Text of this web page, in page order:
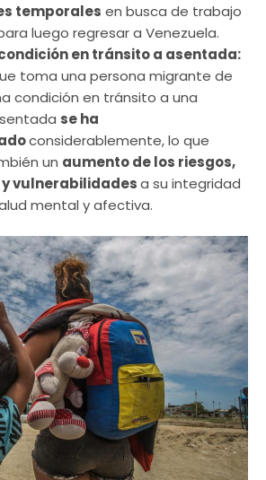
temporales en busca de trabajo
luego regresar a Venezuela.
en tránsito a asentada:
toma una persona migrante de
condición en tránsito a una
se ha
considerablemente, lo que
un aumento de los riesgos,
vulnerabilidadesa su integridad
mental y afectiva.